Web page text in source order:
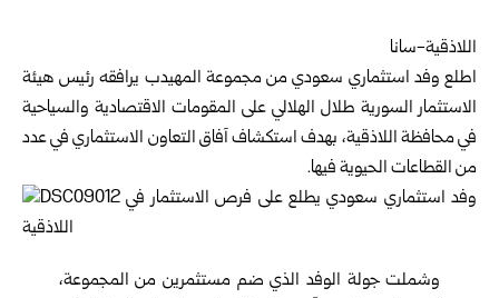
اللاذقية-سانا
‏اطلع وفد استثماري سعودي من مجموعة المهيدب يرافقه ‏رئيس ‏ هيئة
الاستثمار السورية طلال الهلالي على ‏المقومات ‏الاقتصادية والسياحية
في محافظةاللاذقية، ‏بهدف استكشاف ‏آفاق التعاون الاستثماري في عدد
من ‏القطاعات الحيوية فيها‎.‎
وشملت جولة الوفد الذي ضم مستثمرين من المجموعة،